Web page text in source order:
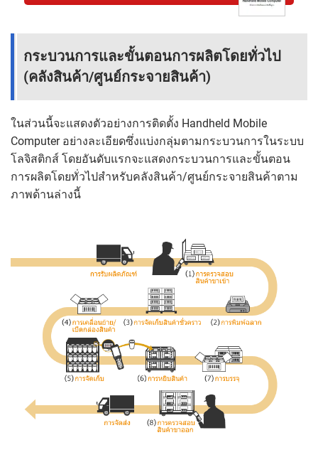
กระบวนการและขั้นตอนการผลิตโดยทั่วไป
(คลังสินค้า/ศูนย์กระจายสินค้า)
ในส่วนนี้จะแสดงตัวอย่างการติดตั้ง Handheld Mobile
Computer อย่างละเอียดซึ่งแบ่งกลุ่มตามกระบวนการในระบบ
โลจิสติกส์ โดยอันดับแรกจะแสดงกระบวนการและขั้นตอน
การผลิตโดยทั่วไปสำหรับคลังสินค้า/ศูนย์กระจายสินค้าตาม
ภาพด้านล่างนี้